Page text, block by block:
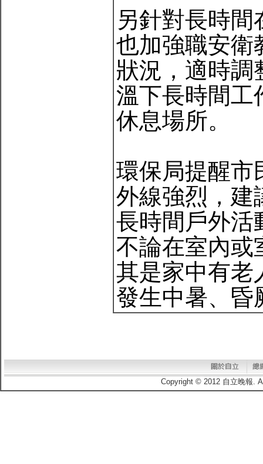
另針對長時
也加強職安衛
狀況，適時調
溫下長時間工
休息場所。
環保局提醒市
外線強烈，建
長時間戶外活
不論在室內或
其是家中有老
發生中暑、昏
Copyright © 2012 自立晚報.